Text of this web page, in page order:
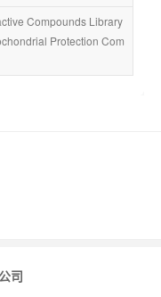
Compounds Library
Protection Com
司